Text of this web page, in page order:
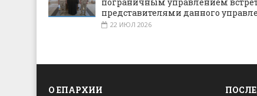
представителями данного
22 ИЮЛ 2026
О ЕПАРХИИ